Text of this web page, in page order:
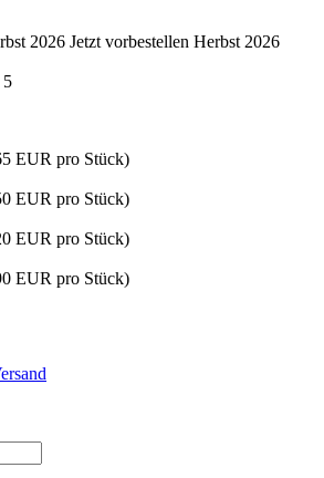
Jetzt vorbestellen Herbst 2026
5
EUR pro Stück)
EUR pro Stück)
EUR pro Stück)
EUR pro Stück)